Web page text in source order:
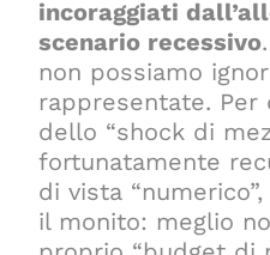
incoraggiati
scenario recessivo
non possiamo
rappresentate. Per
dello “shock di
fortunatamente
di vista
il monito: meglio